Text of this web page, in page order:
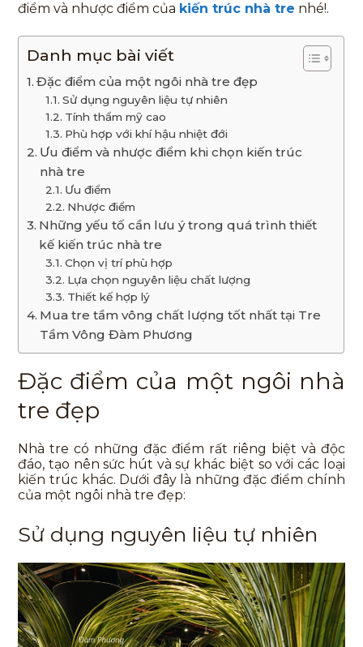
điểm và nhược điểm của kiến trúc nhà tre nhé!.
Danh mục bài viết
Đặc điểm của một ngôi nhà tre đẹp
Sử dụng nguyên liệu tự nhiên
Tính thẩm mỹ cao
Phù hợp với khí hậu nhiệt đới
Ưu điểm và nhược điểm khi chọn kiến trúc
nhà tre
Ưu điểm
Nhược điểm
Những yếu tố cần lưu ý trong quá trình thiết
kế kiến trúc nhà tre
Chọn vị trí phù hợp
Lựa chọn nguyên liệu chất lượng
Thiết kế hợp lý
Mua tre tầm vông chất lượng tốt nhất tại Tre
Tầm Vông Đàm Phương
Đặc điểm của một ngôi nhà
tre đẹp
Nhà tre có những đặc điểm rất riêng biệt và độc
đáo, tạo nên sức hút và sự khác biệt so với các loại
kiến trúc khác. Dưới đây là những đặc điểm chính
của một ngôi nhà tre đẹp:
Sử dụng nguyên liệu tự nhiên